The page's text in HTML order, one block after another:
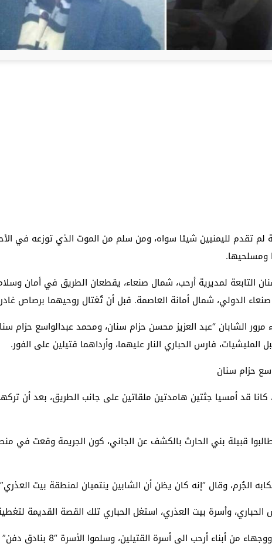
لم تقدم لليمنيين شيئا سواه، ومن سلم من الموت الذي توزعه في
التابعة لمديرية أرحب، شمال صنعاء، يقطعان الطريق في أمان
صنعاء الدولي، شمال أمانة العاصمة. قبل أن تُغتال روحيهما برصاص
مرور الشابان “عبد العزيز محسن حزام سنان، ومحمد عبدالواسع حزام
فارس الحباري النار عليهما، وأرداهما قتيلين على الفور.
حزام سنان
كانا قد أمسيا جثتين هامدتين ملقاتين على جانب الطريق، بعد أن
قبيلة بني الحارث بالكشف عن الجاني، كون الجريمة وقعت في
الجُرم، وقال “إنه كان يظن أن الشابين ينتميان لمنطقة بيت
وأسرة بيت العذري، استغل الحباري تلك القصة القديمة
أسرة القتيلين، وسلموا الأسرة “8 بنادق دفن” بهدف دفنهما وتغطية القضية.